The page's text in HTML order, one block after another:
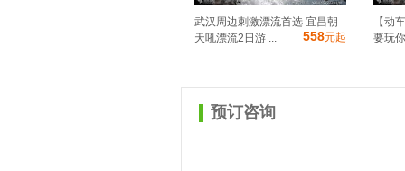
武汉周边刺激漂流首选 宜昌朝
天吼漂流2日游 ...
558元起
【动
要玩
预订咨询